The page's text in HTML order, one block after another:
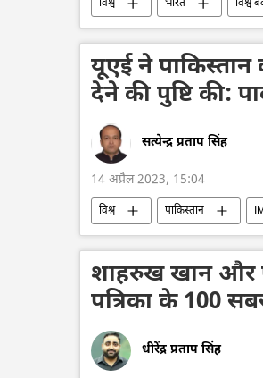
विश्व भारत विश्व
यूएई ने
देने की पुष्टि की:
सत्येन्द्र प्रताप सिंह
14 अप्रैल 2023, 15:04
विश्व पाकिस्तान
वित्तीय प्रणाली
दक्षिण एशिया
शाहरुख खान और
पत्रिका के 100
धीरेंद्र प्रताप सिंह